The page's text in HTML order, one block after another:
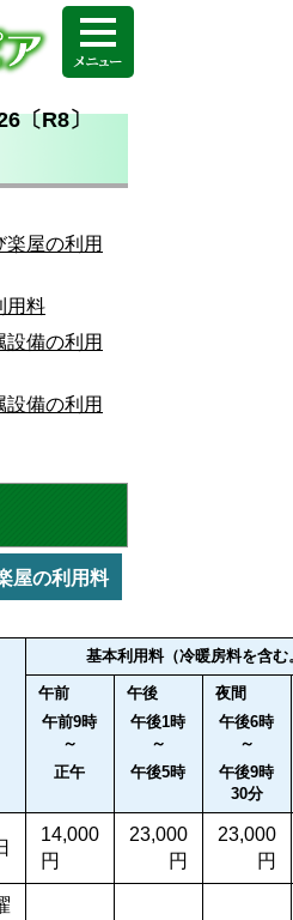
〔R8〕
屋の利用
用料
備の利用
備の利用
屋の利用料
基本利用料（冷暖房料を含む
午前
午前9時
～
正午
午後
午後1時
～
午後5時
夜間
午後6時
～
午後9時
30分
14,000
円
23,000
円
23,000
円